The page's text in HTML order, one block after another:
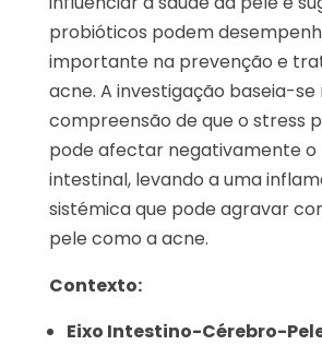
probióticos podem
importante na prevenção e
acne. A investigação baseia-se
compreensão de que o stress
pode afectar negativamente
intestinal, levando a uma
sistémica que pode agravar
pele como a acne.
Contexto:
Eixo Intestino-Cérebro-